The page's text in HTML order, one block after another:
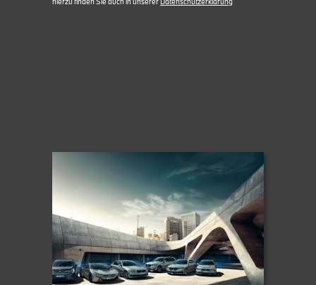
Wegfahrsperre
Zentralverriegelung